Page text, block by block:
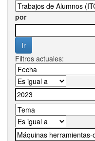
por
Filtros actuales: